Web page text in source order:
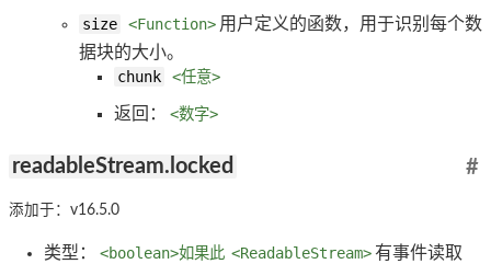
size
<Function> 用户定义的函数，用于识别每个数
据块的大小。
chunk
<任意>
返回： <数字>
readableStream.locked #
添加于：v16.5.0
类型： <boolean>如果此 <ReadableStream>有事件读取